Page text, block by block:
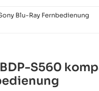
Blu-Ray Fernbedienung
S560